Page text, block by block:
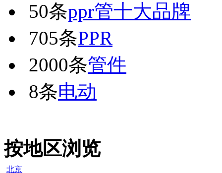
50条ppr管十大品牌
705条PPR
2000条管件
8条电动
按地区浏览
北京